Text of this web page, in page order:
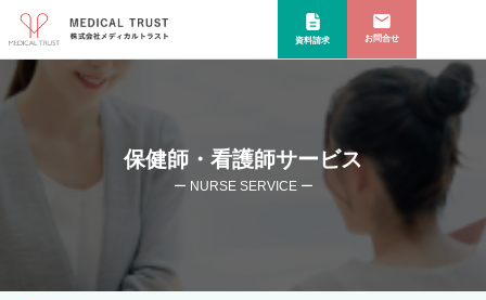
資料請求 お問合せ
保健師・看護師サービス
ー NURSE SERVICE ー